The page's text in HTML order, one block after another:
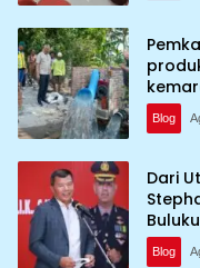
Blog
Dari
Blog